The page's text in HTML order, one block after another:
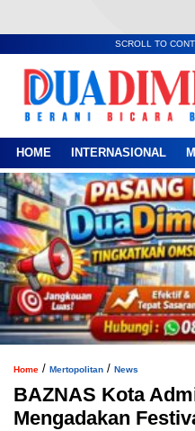
SCROLL TO
HOME INTERNASIONAL
Home / Mertopolitan / News
BAZNAS Kota
Mengadakan